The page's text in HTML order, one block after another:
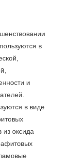
в
и
в виде
оксида